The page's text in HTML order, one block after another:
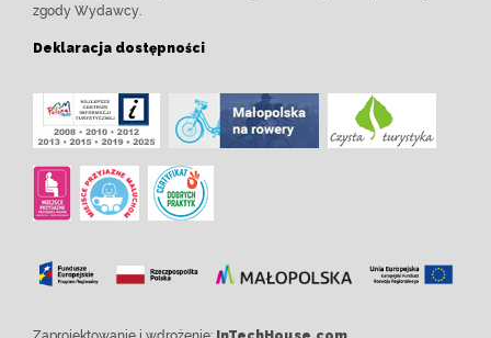
zgody Wydawcy.
Deklaracja dostępności